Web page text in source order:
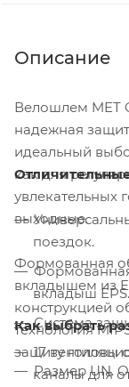
Описание
Велошлем MET
надежная
идеальный
как для
увлекательных
выходные.
Формованная
вкладышем из
конструкцией
технология
защиту головы
поездок.
вкладыш EPS.
Система
17
каналы для
Как выбрать
Размер UN.